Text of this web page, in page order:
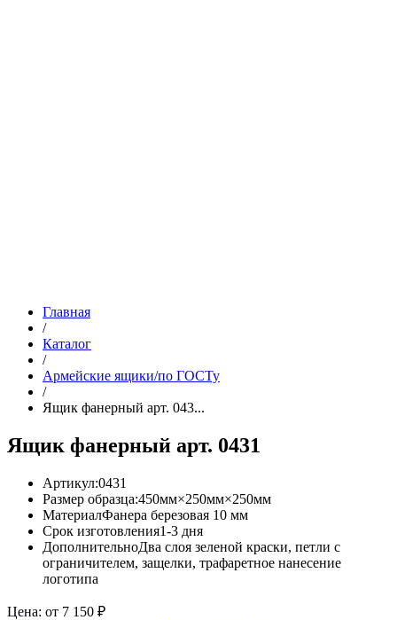
Главная
/
Каталог
/
Армейские ящики/по ГОСТу
/
Ящик фанерный арт. 043...
Ящик фанерный арт. 0431
Артикул:0431
Размер образца:450мм×250мм×250мм
МатериалФанера березовая 10 мм
Срок изготовления1-3 дня
ДополнительноДва слоя зеленой краски, петли с
ограничителем, защелки, трафаретное нанесение
логотипа
Цена: от 7 150 ₽